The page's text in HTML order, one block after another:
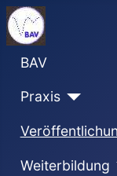
BAV
Praxis
Weiterbildung